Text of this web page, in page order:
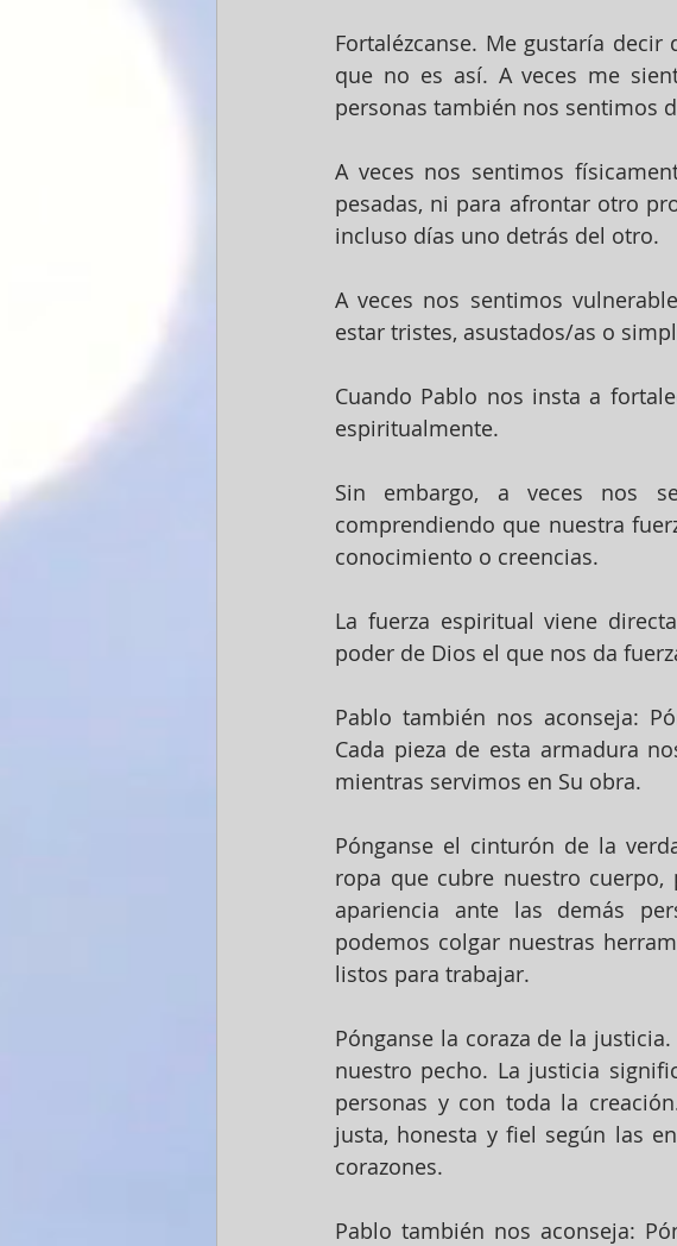
Fortalézcanse. Me gustaría
que no es así. A veces me
personas también nos sentimos
A veces nos sentimos
pesadas, ni para afrontar otro
incluso días uno detrás del otro.
A veces nos sentimos
estar tristes, asustados/as o
Cuando Pablo nos insta a
espiritualmente.
Sin embargo, a veces nos
comprendiendo que nuestra
conocimiento o creencias.
La fuerza espiritual viene
poder de Dios el que nos da
Pablo también nos aconseja:
Cada pieza de esta armadura
mientras servimos en Su obra.
Pónganse el cinturón de la
ropa que cubre nuestro
apariencia ante las demás
podemos colgar nuestras
listos para trabajar.
Pónganse la coraza de la
nuestro pecho. La justicia
personas y con toda la
justa, honesta y fiel según las
corazones.
Pablo también nos aconseja: